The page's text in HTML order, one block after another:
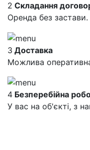
2 Складання
Оренда без застави.
3 Доставка
Можлива
4 Безперебійна
У вас на об'єкті, з